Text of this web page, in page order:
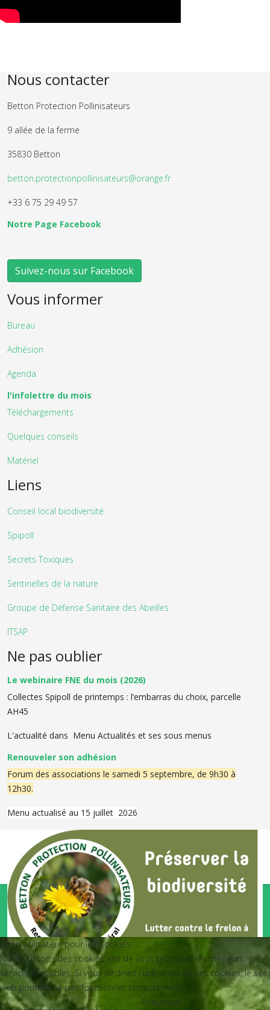
Nous contacter
Betton Protection Pollinisateurs
9 allée de la ferme
35830 Betton
betton.protectionpollinisateurs@orange.fr
+33 6 75 29 49 57
Notre Page Facebook
Suivez-nous sur Facebook
Vous informer
Bureau
Adhésion
Agenda
l'infolettre du mois
Téléchargements
Quelques conseils
Matériel
Liens
Conseil local biodiversité
Spipoll
Secrets Toxiques
Sentinelles de la nature
Groupe de Défense Sanitaire des Abeilles
ITSAP
Ne pas oublier
Le webinaire FNE du mois (2026)
Collectes Spipoll de printemps : l’embarras du choix, parcelle
AH45
L'actualité dans Menu Actualités et ses sous menus
Renouveler son adhésion
Forum des associations le samedi 5 septembre, de 9h30 à
12h30.
Menu actualisé au 15 juillet 2026
© {2024-2026} Betton Protection Pollinisateurs. Tous droits
réservés. Conçu par JoomShaper
Choix utilisateur pour les Cookies
Nous utilisons des cookies afin de vous proposer les meilleurs
services possibles. Si vous déclinez l'utilisation de ces cookies, le site
web pourrait ne pas fonctionner correctement.
Analytique